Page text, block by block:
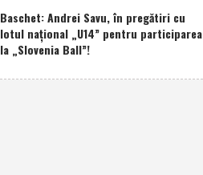
Baschet: Andrei Savu, în pregătiri cu
lotul naţional „U14” pentru participarea
la „Slovenia Ball”!